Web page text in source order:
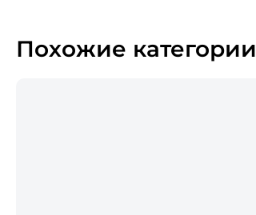
Похожие категории